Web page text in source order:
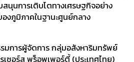
นุนการเติบโตทางเศรษฐกิจอย่าง
งภูมิภาคในฐานะศูนย์กลาง
การผู้จัดการ กลุ่มอสังหาริมทรัพย์
ซอร์ส พร็อพเพอร์ตี้ (ประเทศไทย)